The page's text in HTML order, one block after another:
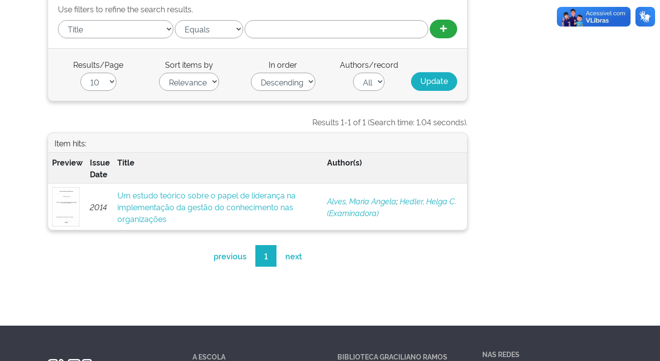
Use filters to refine the search results.
Results/Page Sort items by In order Authors/record
Results 1-1 of 1 (Search time: 1.04 seconds).
Item hits:
Preview
Issue
Date
Title Author(s)
2014
Um estudo teórico sobre o papel de liderança na
implementação da gestão do conhecimento nas
organizações
Alves, Maria Angela;Hedler, Helga C.
(Examinadora)
previous 1 next
A ESCOLA BIBLIOTECA GRACILIANO RAMOS NAS REDES